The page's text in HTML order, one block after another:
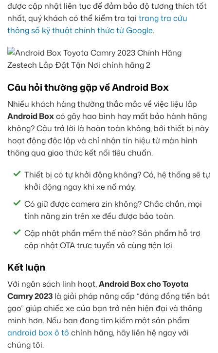
được cập nhật liên tục để đảm bảo độ tương thích tốt
nhất, quý khách có thể kiểm tra tại trang tra cứu
thông số kỹ thuật chính thức từ Google.
Câu hỏi thường gặp về Android Box
Nhiều khách hàng thường thắc mắc về việc liệu lắp
Android Boxcó gây hao bình hay mất bảo hành hãng
không? Câu trả lời là hoàn toàn không, bởi thiết bị này
hoạt động độc lập và chỉ nhận tín hiệu từ màn hình
thông qua giao thức kết nối tiêu chuẩn.
Thiết bị có tự khởi động không? Có, hệ thống sẽ tự
khởi động ngay khi xe nổ máy.
Có giữ được camera zin không? Chắc chắn, mọi
tính năng zin trên xe đều được bảo toàn.
Cập nhật phần mềm thế nào? Sản phẩm hỗ trợ
cập nhật OTA trực tuyến vô cùng tiện lợi.
Kết luận
Với ngân sách linh hoạt,Android Box cho Toyota
Camry 2023 là giải pháp nâng cấp “đáng đồng tiền bát
gạo” giúp chiếc xe của bạn trở nên hiện đại và thông
minh hơn. Nếu bạn đang tìm kiếm một sản phẩm
android box ô tô chính hãng, hãy liên hệ ngay với
chúng tôi.